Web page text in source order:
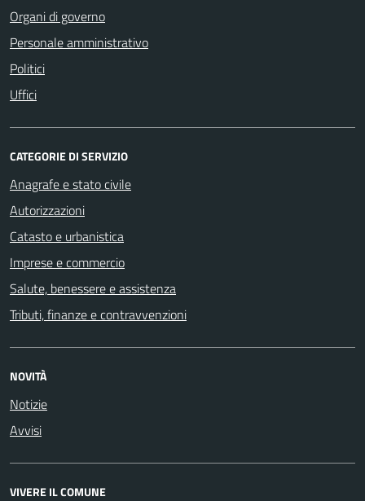
Organi di governo
Personale amministrativo
Politici
Uffici
CATEGORIE DI SERVIZIO
Anagrafe e stato civile
Autorizzazioni
Catasto e urbanistica
Imprese e commercio
Salute, benessere e assistenza
Tributi, finanze e contravvenzioni
NOVITÀ
Notizie
Avvisi
VIVERE IL COMUNE